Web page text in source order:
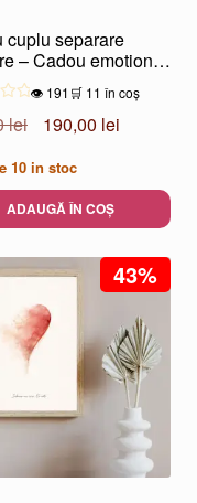
cuplu separare
– Cadou emotional
👁️ 191 🛒 11 în coș
lei
Prețul
a
fost:
259,00 lei.
190,00 leiPrețul
190,00
10 in stoc
ADAUGĂ ÎN COȘ
43%